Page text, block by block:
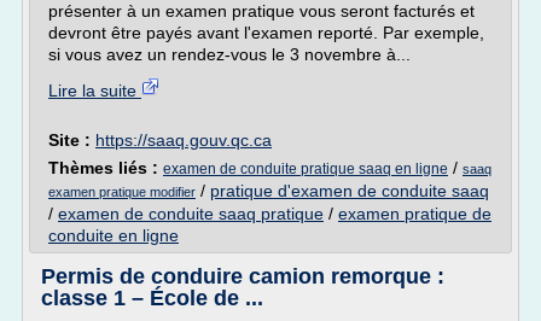
présenter à un examen pratique vous seront facturés et
devront être payés avant l'examen reporté. Par exemple,
si vous avez un rendez-vous le 3 novembre à...
Lire la suite
Site : https://saaq.gouv.qc.ca
Thèmes liés : examen de conduite pratique saaq en ligne / saaq
examen pratique modifier / pratique d'examen de conduite saaq
/ examen de conduite saaq pratique / examen pratique de
conduite en ligne
Permis de conduire camion remorque :
classe 1 – École de ...